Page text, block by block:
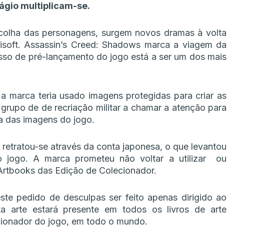
multiplicam-se.
das personagens, surgem novos dramas à volta
Assassin’s Creed: Shadows marca a viagem da
de pré-lançamento do jogo está a ser um dos mais
marca teria usado imagens protegidas para criar as
de de recriação militar a chamar a atenção para
das imagens do jogo.
se através da conta japonesa, o que levantou
jogo. A marca prometeu não voltar a utilizar ou
das Edição de Colecionador.
pedido de desculpas ser feito apenas dirigido ao
arte estará presente em todos os livros de arte
do jogo, em todo o mundo.